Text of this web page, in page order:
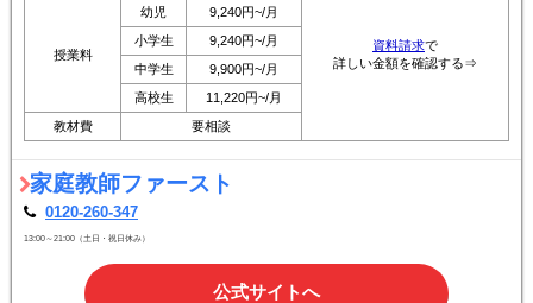
資料請求で
詳しい金額を確認する⇒
授業料
幼児
9,240円~/月
小学生
9,240円~/月
中学生
9,900円~/月
高校生
11,220円~/月
教材費
要相談
家庭教師ファースト
0120-260-347
13:00～21:00（土日・祝日休み）
公式サイトへ